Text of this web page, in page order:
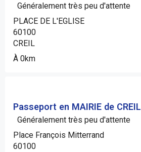
Généralement très peu d'attente
PLACE DE L'EGLISE
60100
CREIL
À 0km
Passeport en MAIRIE de CREIL
Généralement très peu d'attente
Place François Mitterrand
60100